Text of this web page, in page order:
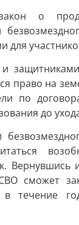
о
для
право на
по
до
Вернувшись
сможет
течение